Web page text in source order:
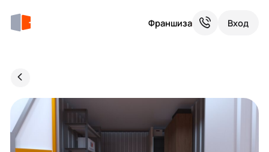
Франшиза Вход